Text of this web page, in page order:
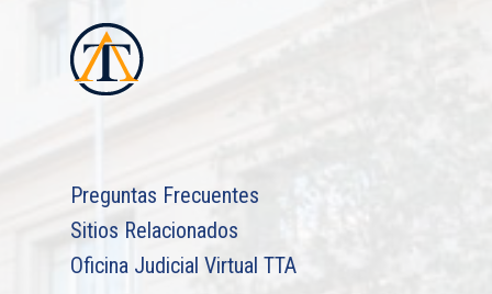
Preguntas Frecuentes
Sitios Relacionados
Oficina Judicial Virtual TTA